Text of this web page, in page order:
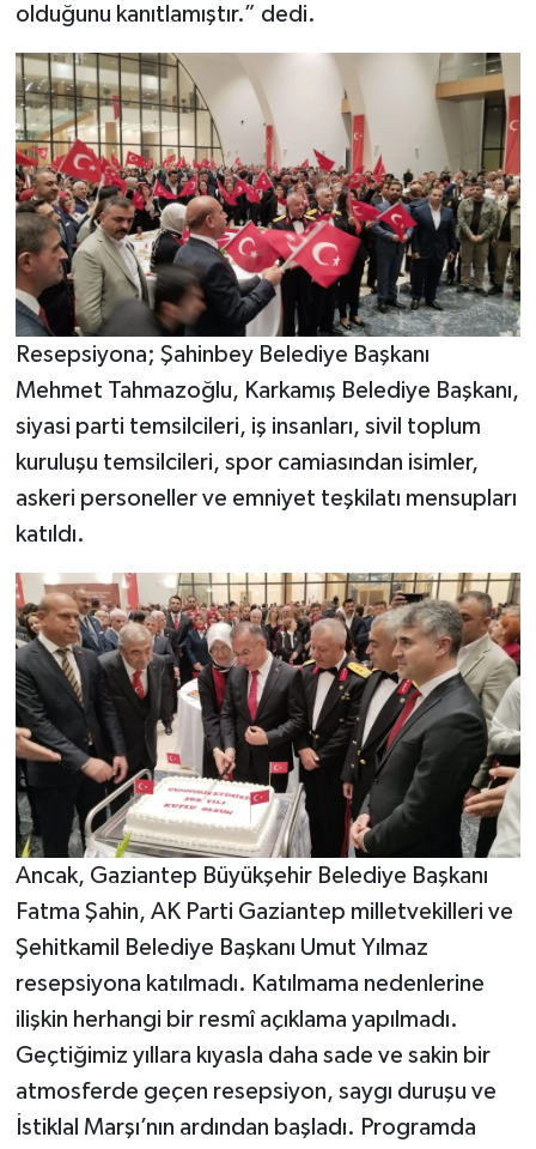
olduğunu kanıtlamıştır.” dedi.
Resepsiyona; Şahinbey Belediye Başkanı
Mehmet Tahmazoğlu, Karkamış Belediye Başkanı,
siyasi parti temsilcileri, iş insanları, sivil toplum
kuruluşu temsilcileri, spor camiasından isimler,
askeri personeller ve emniyet teşkilatı mensupları
katıldı.
Ancak, Gaziantep Büyükşehir Belediye Başkanı
Fatma Şahin, AK Parti Gaziantep milletvekilleri ve
Şehitkamil Belediye Başkanı Umut Yılmaz
resepsiyona katılmadı. Katılmama nedenlerine
ilişkin herhangi bir resmî açıklama yapılmadı.
Geçtiğimiz yıllara kıyasla daha sade ve sakin bir
atmosferde geçen resepsiyon, saygı duruşu ve
İstiklal Marşı’nın ardından başladı. Programda